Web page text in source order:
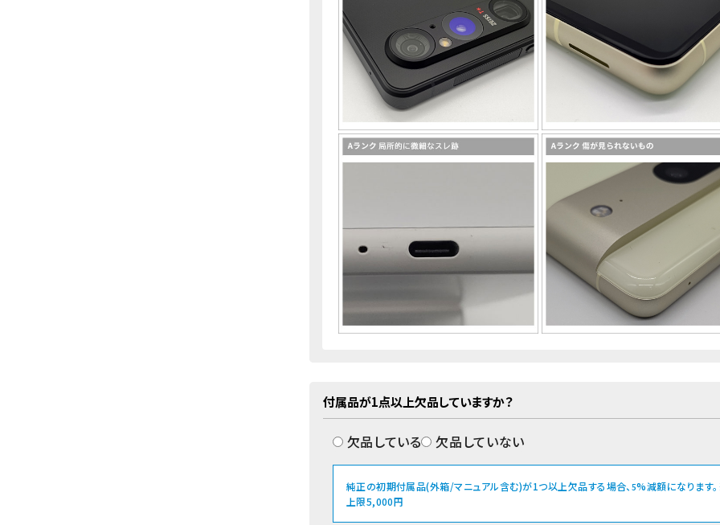
付属品が1点以上欠品していますか？
欠品している 欠品していない
純正の初期付属品(外箱/マニュアル含む)が1つ以上欠品する場合、 5%減額になります
上限5,000円